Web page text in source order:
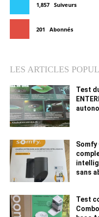
1,857 Suiveurs
201 Abonnés
LES ARTICLES
Test
Somfy
sans
Test